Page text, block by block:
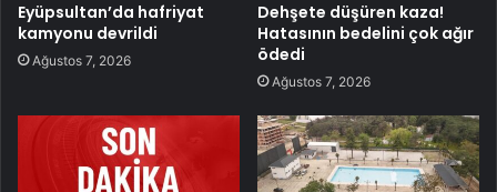
Eyüpsultan’da hafriyat
kamyonu devrildi
Ağustos 7, 2026
Dehşete düşüren kaza!
Hatasının bedelini çok ağır
ödedi
Ağustos 7, 2026